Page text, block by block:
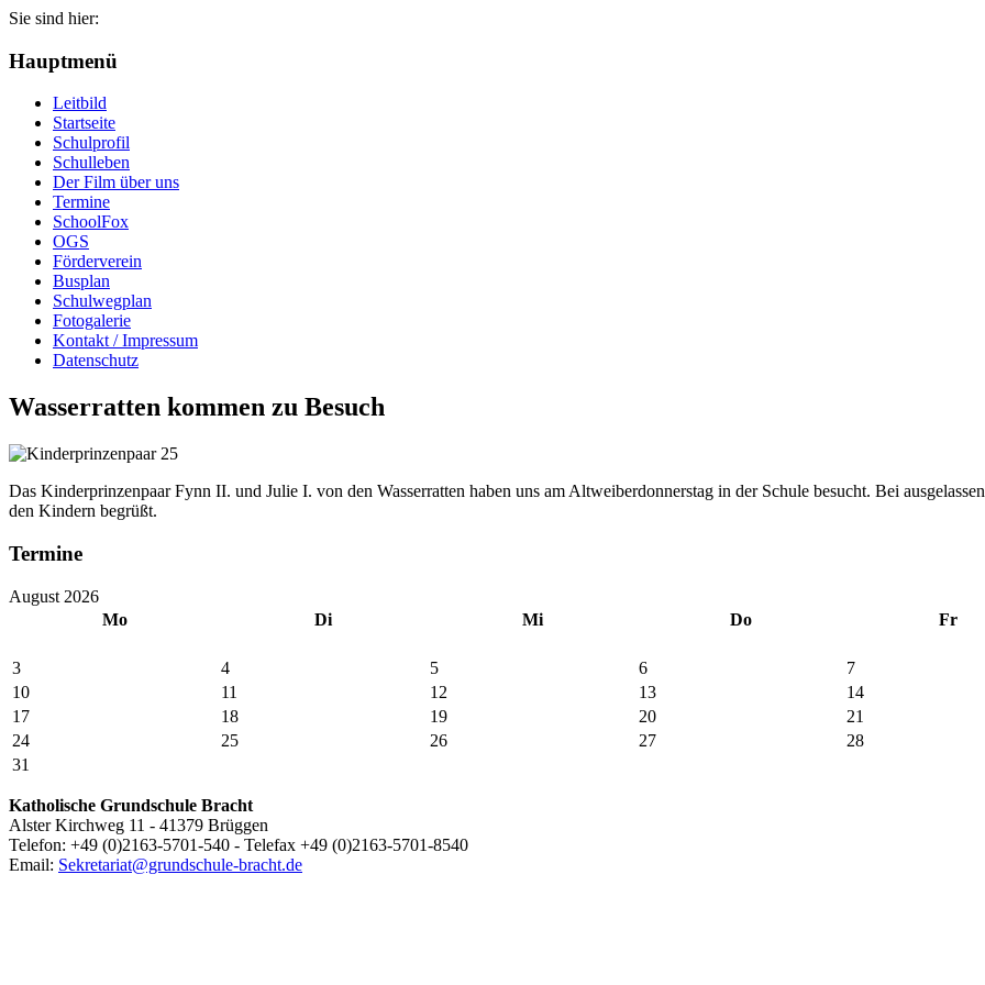
Sie sind hier:
Hauptmenü
Leitbild
Startseite
Schulprofil
Schulleben
Der Film über uns
Termine
SchoolFox
OGS
Förderverein
Busplan
Schulwegplan
Fotogalerie
Kontakt / Impressum
Datenschutz
Wasserratten kommen zu Besuch
Das Kinderprinzenpaar Fynn II. und Julie I. von den Wasserratten haben uns am Altweiberdonnerstag in der Schule besucht. Bei
den Kindern begrüßt.
Termine
Jahr
Monat
Jahr
Monat
August 2026
Mo
Di Mi Do Fr
3
4 5 6 7
10
11 12 13 14
17
18 19 20 21
24
25 26 27 28
31
Katholische Grundschule Bracht
Alster Kirchweg 11 - 41379 Brüggen
Telefon: +49 (0)2163-5701-540 - Telefax +49 (0)2163-5701-8540
Email: Sekretariat@grundschule-bracht.de